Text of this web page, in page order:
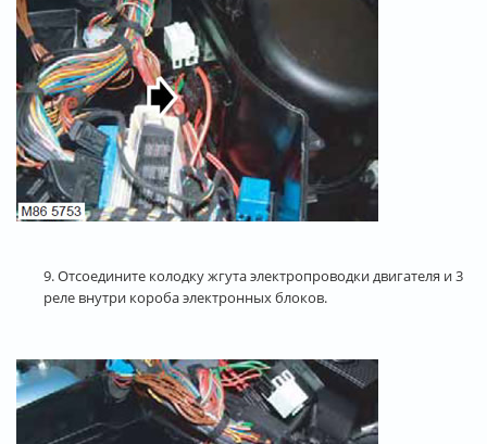
9. Отсоедините колодку жгута электропроводки двигателя и 3
реле внутри короба электронных блоков.